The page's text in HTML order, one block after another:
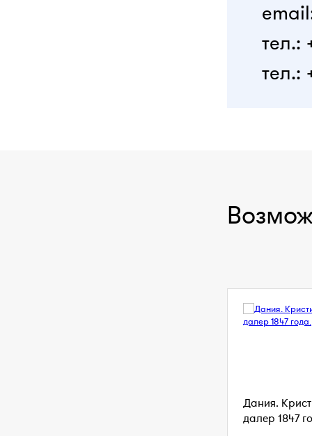
тел.:
тел.:
Дания.
далер 1847